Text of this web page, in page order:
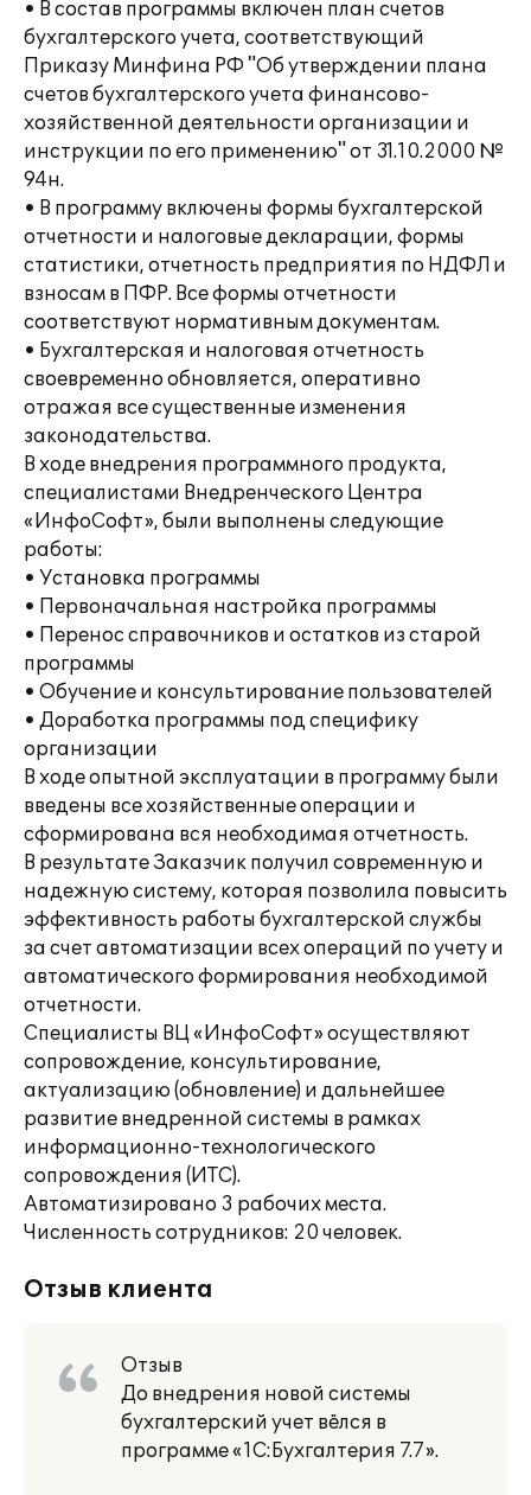
• В состав программы включен план счетов
бухгалтерского учета, соответствующий
Приказу Минфина РФ "Об утверждении плана
счетов бухгалтерского учета финансово-
хозяйственной деятельности организации и
инструкции по его применению" от 31.10.2000 №
94н.
• В программу включены формы бухгалтерской
отчетности и налоговые декларации, формы
статистики, отчетность предприятия по НДФЛ и
взносам в ПФР. Все формы отчетности
соответствуют нормативным документам.
• Бухгалтерская и налоговая отчетность
своевременно обновляется, оперативно
отражая все существенные изменения
законодательства.
В ходе внедрения программного продукта,
специалистами Внедренческого Центра
«ИнфоСофт», были выполнены следующие
работы:
• Установка программы
• Первоначальная настройка программы
• Перенос справочников и остатков из старой
программы
• Обучение и консультирование пользователей
• Доработка программы под специфику
организации
В ходе опытной эксплуатации в программу были
введены все хозяйственные операции и
сформирована вся необходимая отчетность.
В результате Заказчик получил современную и
надежную систему, которая позволила повысить
эффективность работы бухгалтерской службы
за счет автоматизации всех операций по учету и
автоматического формирования необходимой
отчетности.
Специалисты ВЦ «ИнфоСофт» осуществляют
сопровождение, консультирование,
актуализацию (обновление) и дальнейшее
развитие внедренной системы в рамках
информационно-технологического
сопровождения (ИТС).
Автоматизировано 3 рабочих места.
Численность сотрудников: 20 человек.
Отзыв клиента
Отзыв
До внедрения новой системы
бухгалтерский учет вёлся в
программе «1С:Бухгалтерия 7.7».